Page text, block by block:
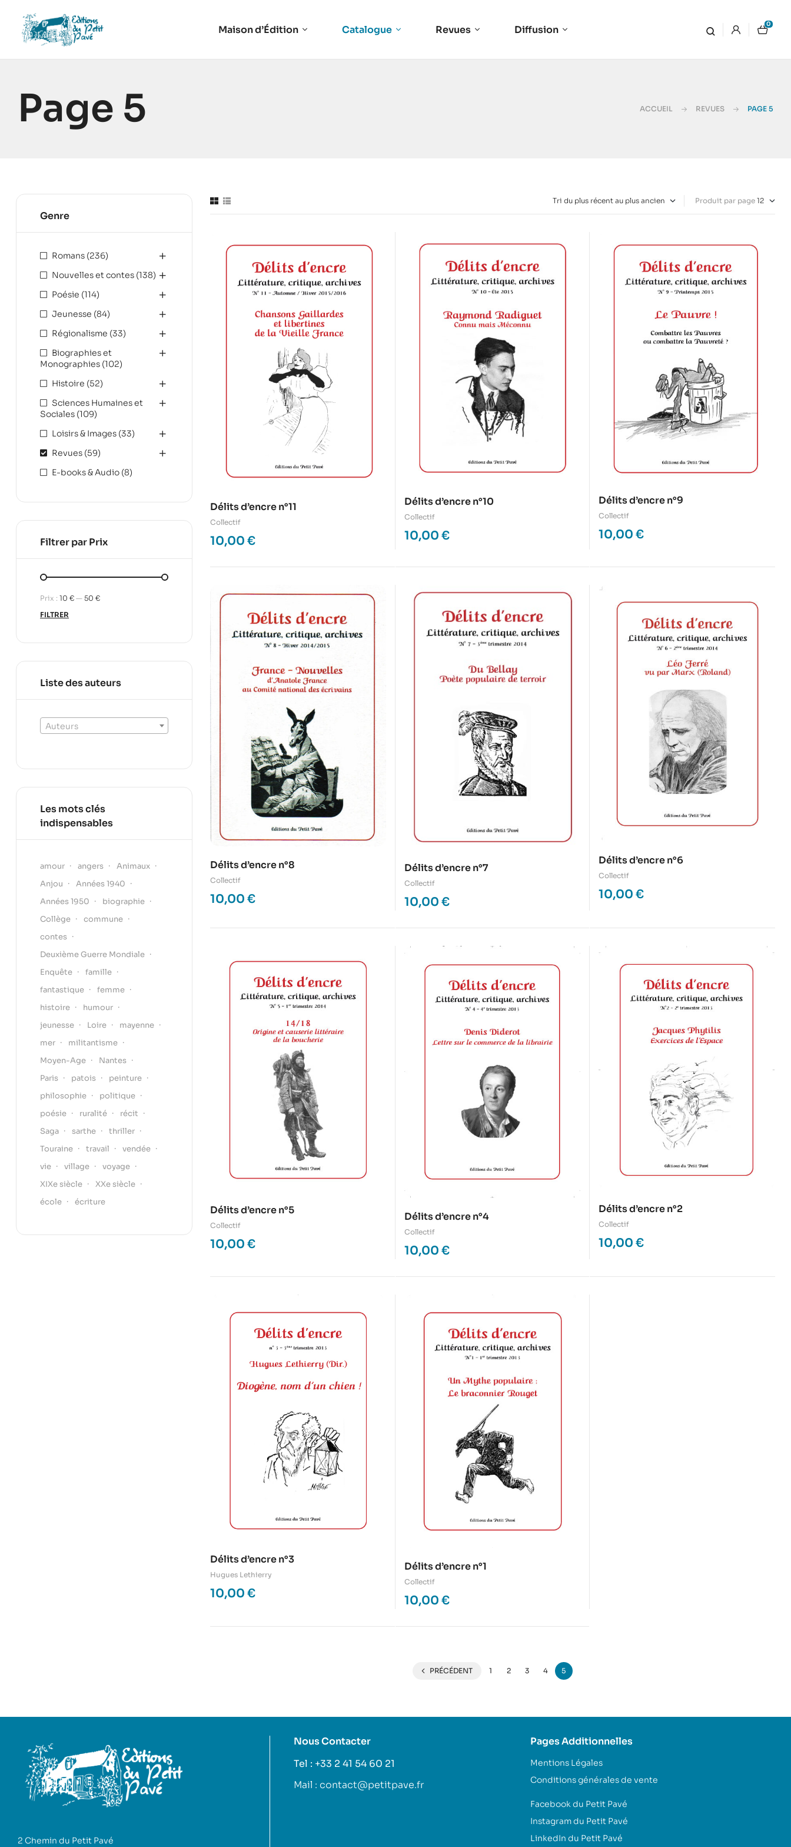
Maison d’Édition Catalogue Revues Diffusion 0
Page 5 ACCUEIL REVUES PAGE 5
Produit par page
Délits d’encre n°11
Collectif
10,00 €
Délits d’encre n°10
Collectif
10,00 €
Délits d’encre n°9
Collectif
10,00 €
Délits d’encre n°8
Collectif
10,00 €
Délits d’encre n°7
Collectif
10,00 €
Délits d’encre n°6
Collectif
10,00 €
Délits d’encre n°5
Collectif
10,00 €
Délits d’encre n°4
Collectif
10,00 €
Délits d’encre n°2
Collectif
10,00 €
Délits d’encre n°3
Hugues Lethierry
10,00 €
Délits d’encre n°1
Collectif
10,00 €
PRÉCÉDENT 1 2 3 4 5
Genre
Romans (236)
Nouvelles et contes (138)
Poésie (114)
Jeunesse (84)
Régionalisme (33)
Biographies et
Monographies (102)
Histoire (52)
Sciences Humaines et
Sociales (109)
Loisirs & Images (33)
Revues (59)
E-books & Audio (8)
Filtrer par Prix
FILTRER
Prix : 10 € — 50 €
Liste des auteurs
Auteurs
Les mots clés
indispensables
amour angers
Animaux
Anjou
Années 1940
Années 1950
biographie
Collège
commune
contes
Deuxième Guerre Mondiale
Enquête
famille
fantastique
femme
histoire
humour
jeunesse
Loire
mayenne
mer
militantisme
Moyen-Age
Nantes
Paris
patois
peinture
philosophie
politique
poésie
ruralité
récit
Saga
sarthe
thriller
Touraine
travail
vendée
vie
village
voyage
XIXe siècle
XXe siècle
école
écriture
2 Chemin du Petit Pavé
Nous Contacter
Tel : +33 2 41 54 60 21
Mail : contact@petitpave.fr
Pages Additionnelles
Mentions Légales
Conditions générales de vente
Facebook du Petit Pavé
Instagram du Petit Pavé
LinkedIn du Petit Pavé